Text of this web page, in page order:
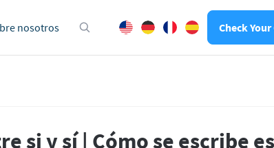
nosotros Check
si y sí | Cómo se escribe